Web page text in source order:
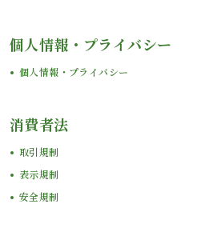
個人情報・プライバシー
個人情報・プライバシー
消費者法
取引規制
表示規制
安全規制